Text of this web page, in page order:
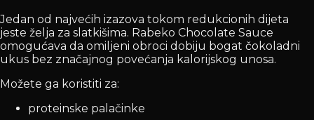
Jedan od najvećih izazova tokom redukcionih dijeta
jeste želja za slatkišima. Rabeko Chocolate Sauce
omogućava da omiljeni obroci dobiju bogat čokoladni
ukus bez značajnog povećanja kalorijskog unosa.
Možete ga koristiti za:
proteinske palačinke